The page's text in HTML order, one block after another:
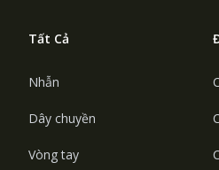
Tất Cả
Nhẫn
Dây chuyền
Vòng tay